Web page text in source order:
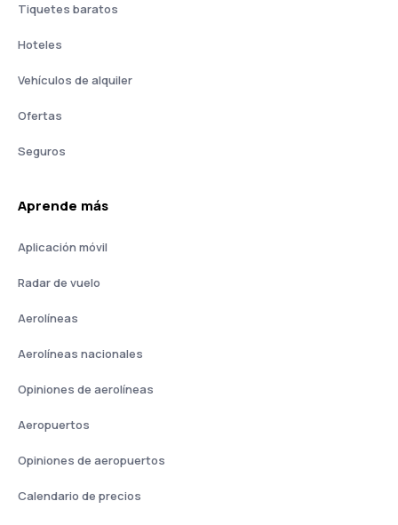
Tiquetes baratos
Hoteles
Vehículos de alquiler
Ofertas
Seguros
Aprende más
Aplicación móvil
Radar de vuelo
Aerolíneas
Aerolíneas nacionales
Opiniones de aerolíneas
Aeropuertos
Opiniones de aeropuertos
Calendario de precios